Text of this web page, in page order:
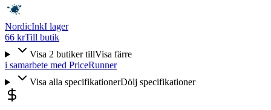
NordicInkI lager
66 krTill butik
Visa 2 butiker tillVisa färre
i samarbete med PriceRunner
Visa alla specifikationerDölj specifikationer